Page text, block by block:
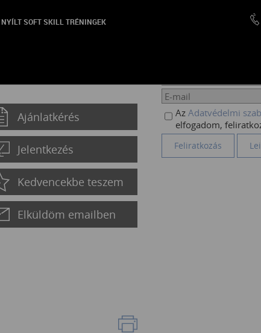
NYÍLT SOFT SKILL TRÉNINGEK
Ajánlatkérés
Jelentkezés
Kedvencekbe teszem
Elküldöm emailben
Az Adatvédelmi
elfogadom,